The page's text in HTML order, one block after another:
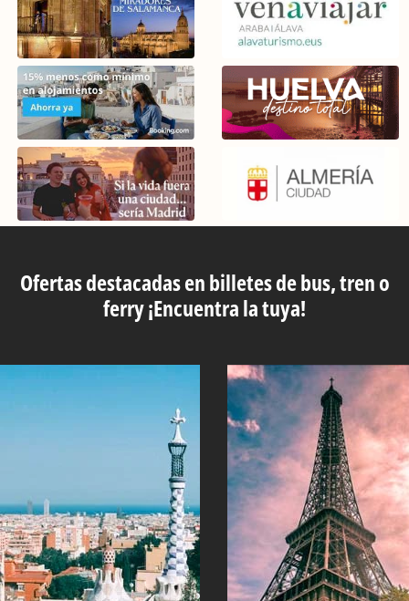
Ofertas destacadas en billetes de bus, tren o
ferry ¡Encuentra la tuya!